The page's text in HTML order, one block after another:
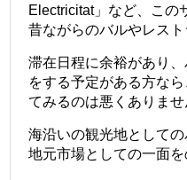
Electricitat」など、この
昔ながらのバルやレスト
滞在日程に余裕があり
をする予定がある方な
てみるのは悪くありませ
海沿いの観光地としての
地元市場としての一面を